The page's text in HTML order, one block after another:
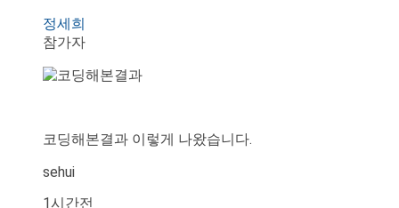
정세희
참가자
코딩해본결과 이렇게 나왔습니다.
sehui
1시간전